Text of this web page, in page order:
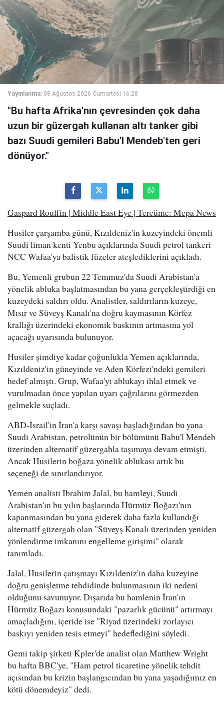
Yayınlanma: 08 Ağustos 2026 Cumartesi 16:28
"Bu hafta Afrika'nın çevresinden çok daha
uzun bir güzergah kullanan altı tanker gibi
bazı Suudi gemileri Babu'l Mendeb'ten geri
dönüyor."
Gaspard Rouffin | Middle East Eye | Tercüme: Mepa News
Husiler çarşamba günü, Kızıldeniz'in kuzeyindeki önemli
Suudi liman kenti Yenbu açıklarında Suudi petrol tankeri
NCC Wafaa'ya balistik füzeler ateşlediklerini açıkladı.
Bu, Yemenli grubun 22 Temmuz'da Suudi Arabistan'a
yönelik abluka başlatmasından bu yana gerçekleştirdiği en
kuzeydeki saldırı oldu. Analistler, saldırıların kuzeye,
Mısır ve Süveyş Kanalı'na doğru kaymasının Körfez
krallığı üzerindeki ekonomik baskının artmasına yol
açacağı uyarısında bulunuyor.
Husiler şimdiye kadar çoğunlukla Yemen açıklarında,
Kızıldeniz'in güneyinde ve Aden Körfezi'ndeki gemileri
hedef almıştı. Grup, Wafaa'yı ablukayı ihlal etmek ve
vurulmadan önce yapılan uyarı çağrılarını görmezden
gelmekle suçladı.
ABD-İsrail'in İran'a karşı savaşı başladığından bu yana
Suudi Arabistan, petrolünün bir bölümünü Babu'l Mendeb
üzerinden alternatif güzergahla taşımaya devam etmişti.
Ancak Husilerin boğaza yönelik ablukası artık bu
seçeneği de sınırlandırıyor.
Yemen analisti Ibrahim Jalal, bu hamleyi, Suudi
Arabistan'ın bu yılın başlarında Hürmüz Boğazı'nın
kapanmasından bu yana giderek daha fazla kullandığı
alternatif güzergah olan "Süveyş Kanalı üzerinden yeniden
yönlendirme imkanını engelleme girişimi" olarak
tanımladı.
Jalal, Husilerin çatışmayı Kızıldeniz'in daha kuzeyine
doğru genişletme tehdidinde bulunmasının iki nedeni
olduğunu savunuyor. Dışarıda bu hamlenin İran'ın
Hürmüz Boğazı konusundaki "pazarlık gücünü" artırmayı
amaçladığını, içeride ise "Riyad üzerindeki zorlayıcı
baskıyı yeniden tesis etmeyi" hedeflediğini söyledi.
Gemi takip şirketi Kpler'de analist olan Matthew Wright
bu hafta BBC'ye, "Ham petrol ticaretine yönelik tehdit
açısından bu krizin başlangıcından bu yana yaşadığımız en
kötü dönemdeyiz" dedi.